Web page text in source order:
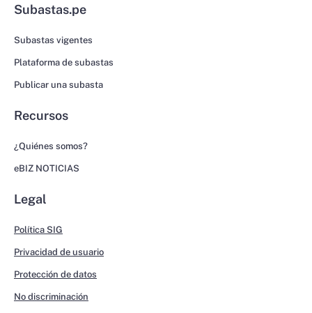
Subastas.pe
Subastas vigentes
Plataforma de subastas
Publicar una subasta
Recursos
¿Quiénes somos?
eBIZ NOTICIAS
Legal
Política SIG
Privacidad de usuario
Protección de datos
No discriminación